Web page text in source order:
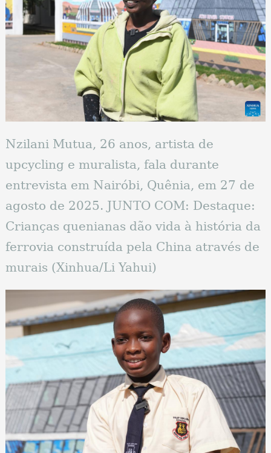
Nzilani Mutua, 26 anos, artista de
upcycling e muralista, fala durante
entrevista em Nairóbi, Quênia, em 27 de
agosto de 2025. JUNTO COM: Destaque:
Crianças quenianas dão vida à história da
ferrovia construída pela China através de
murais (Xinhua/Li Yahui)